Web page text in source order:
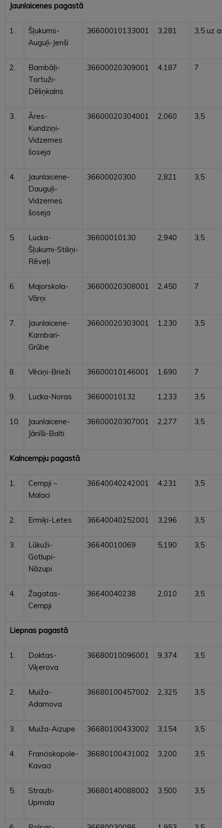
Jaunlaicenes pagastā
1.
Šļukums-
Auguļi-Jenši
36600010133001 3,281 3,5 uz
2.
Bambāļi-
Tortuži-
Dēliņkalns
36600020309001 4,187 7
3.
Āres-
Kundziņi-
Vidzemes
šoseja
36600020304001 2,060 3,5
4.
Jaunlaicene-
Dauguļi-
Vidzemes
šoseja
36600020300 2,821 3,5
5.
Lucka-
Šļukumi-Stiliņi-
Rēveļi
36600010130 2,940 3,5
6.
Majorskola-
Vārņi
36600020308001 2,450 7
7.
Jaunlaicene-
Kambari-
Grūbe
36600020303001 1,230 3,5
8. Vēciņi-Brieži 36600010146001 1,690 7
9. Lucka-Noras 36600010132 1,233 3,5
10.
Jaunlaicene-
Jānīši-Balti
36600020307001 2,277 3,5
Kalncempju pagastā
1.
Cempji –
Malaci
36640040242001 4,231 3,5
2. Ermiķi-Letes 36640040252001 3,296 3,5
3.
Lūkuži-
Gotlupi-
Nāzupi
36640010069 5,190 3,5
4.
Žagatas-
Cempji
36640040238 2,010 3,5
Liepnas pagastā
1.
Doktas-
Viķerova
36680010096001 9,374 3,5
2.
Muiža-
Adamova
36680100457002 2,325 3,5
3. Muiža-Aizupe 36680100433002 3,154 3,5
4.
Franciskopole-
Kavaci
36680100431002 3,200 3,5
5.
Strauti-
Upmala
36680140088002 3,500 3,5